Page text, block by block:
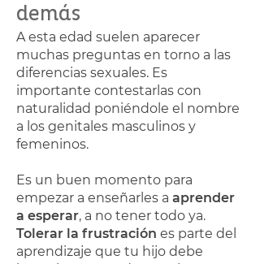
demás
A esta edad suelen aparecer
muchas preguntas en torno a las
diferencias sexuales. Es
importante contestarlas con
naturalidad poniéndole el nombre
a los genitales masculinos y
femeninos.
Es un buen momento para
empezar a enseñarles a aprender
a esperar, a no tener todo ya.
Tolerar la frustración es parte del
aprendizaje que tu hijo debe